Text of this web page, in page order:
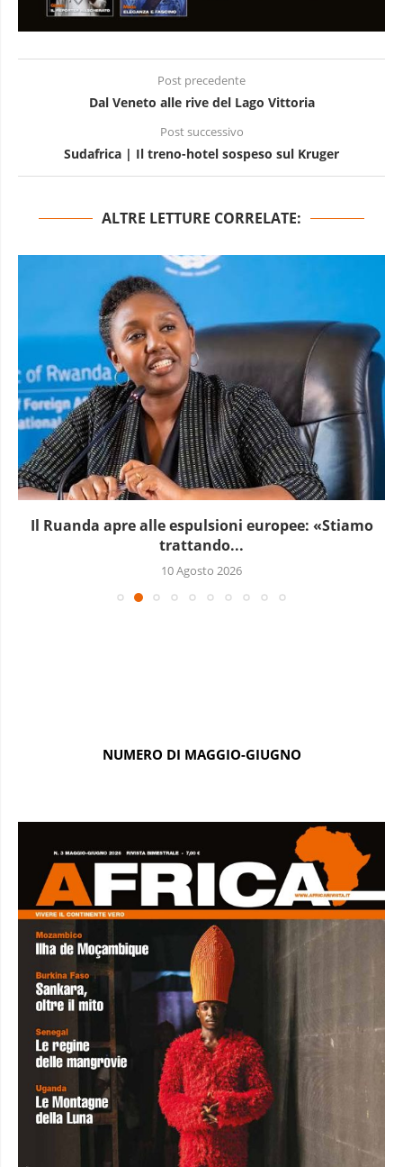
Post precedente
Dal Veneto alle rive del Lago Vittoria
Post successivo
Sudafrica | Il treno-hotel sospeso sul Kruger
ALTRE LETTURE CORRELATE:
Il Ruanda apre alle espulsioni europee: «Stiamo
trattando...
10 Agosto 2026
NUMERO DI MAGGIO-GIUGNO